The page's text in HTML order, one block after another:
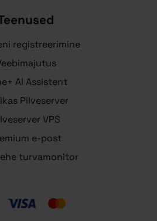
registreerimine
AI Assistent
Pilveserver
VPS
e-post
turvamonitor